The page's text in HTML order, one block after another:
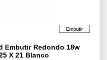
Embutir Redondo 18w
X 21 Blanco